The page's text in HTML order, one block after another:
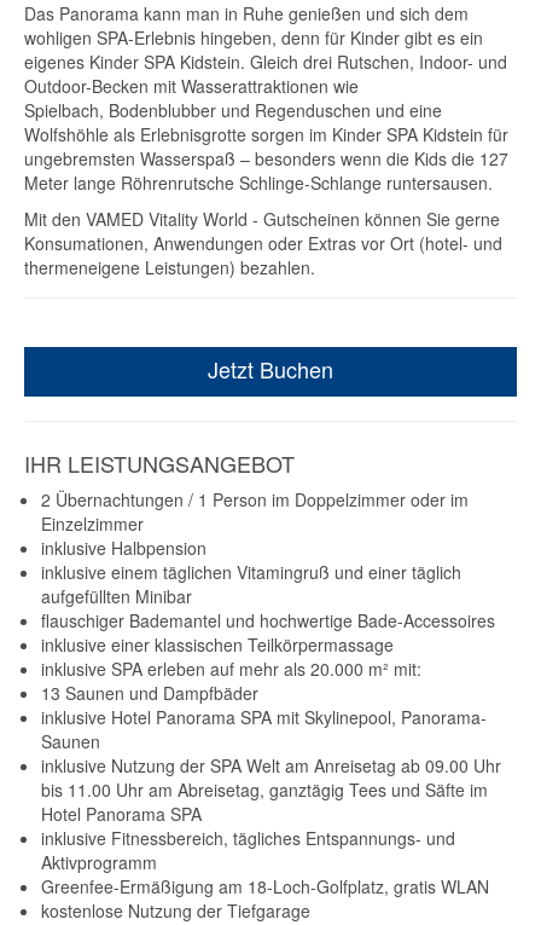
Das Panorama kann man in Ruhe genießen und sich dem
wohligen SPA-Erlebnis hingeben, denn für Kinder gibt es ein
eigenes Kinder SPA Kidstein. Gleich drei Rutschen, Indoor- und
Outdoor-Becken mit Wasserattraktionen wie
Spielbach, Bodenblubber und Regenduschen und eine
Wolfshöhle als Erlebnisgrotte sorgen im Kinder SPA Kidstein für
ungebremsten Wasserspaß – besonders wenn die Kids die 127
Meter lange Röhrenrutsche Schlinge-Schlange runtersausen.
Mit den VAMED Vitality World - Gutscheinen können Sie gerne
Konsumationen, Anwendungen oder Extras vor Ort (hotel- und
thermeneigene Leistungen) bezahlen.
Jetzt Buchen
IHR LEISTUNGSANGEBOT
2 Übernachtungen / 1 Person im Doppelzimmer oder im
Einzelzimmer
inklusive Halbpension
inklusive einem täglichen Vitamingruß und einer täglich
aufgefüllten Minibar
flauschiger Bademantel und hochwertige Bade-Accessoires
inklusive einer klassischen Teilkörpermassage
inklusive SPA erleben auf mehr als 20.000 m² mit:
13 Saunen und Dampfbäder
inklusive Hotel Panorama SPA mit Skylinepool, Panorama-
Saunen
inklusive Nutzung der SPA Welt am Anreisetag ab 09.00 Uhr
bis 11.00 Uhr am Abreisetag, ganztägig Tees und Säfte im
Hotel Panorama SPA
inklusive Fitnessbereich, tägliches Entspannungs- und
Aktivprogramm
Greenfee-Ermäßigung am 18-Loch-Golfplatz, gratis WLAN
kostenlose Nutzung der Tiefgarage